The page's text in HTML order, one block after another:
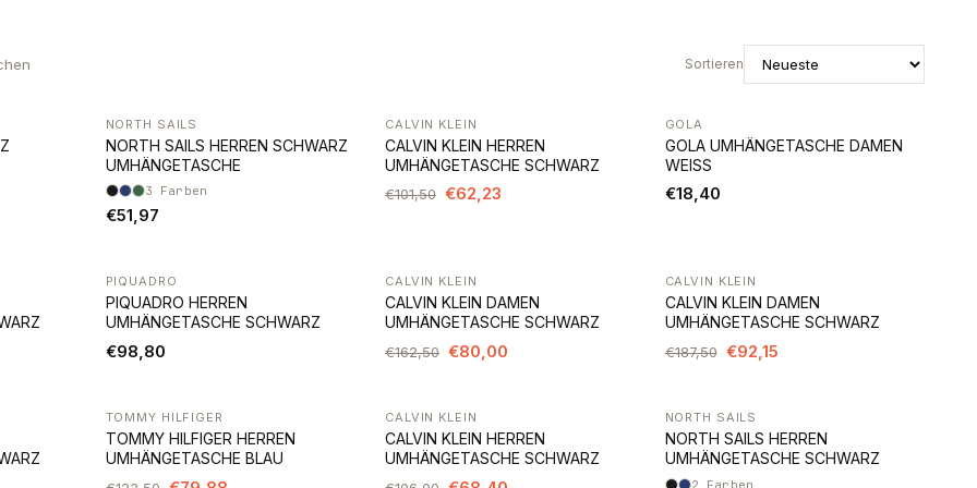
Sortieren
NORTH SAILS
NORTH SAILS HERREN SCHWARZ
UMHÄNGETASCHE
3 Farben
€51,97
-39%
CALVIN KLEIN
CALVIN KLEIN HERREN
UMHÄNGETASCHE SCHWARZ
€101,50 €62,23
GOLA
GOLA UMHÄNGETASCHE DAMEN
WEISS
€18,40
PIQUADRO
PIQUADRO HERREN
UMHÄNGETASCHE SCHWARZ
€98,80
-51%
CALVIN KLEIN
CALVIN KLEIN DAMEN
UMHÄNGETASCHE SCHWARZ
€162,50 €80,00
-51%
CALVIN KLEIN
CALVIN KLEIN DAMEN
UMHÄNGETASCHE SCHWARZ
€187,50 €92,15
-35%
TOMMY HILFIGER
TOMMY HILFIGER HERREN
UMHÄNGETASCHE BLAU
-35%
CALVIN KLEIN
CALVIN KLEIN HERREN
UMHÄNGETASCHE SCHWARZ
NORTH SAILS
NORTH SAILS HERREN
UMHÄNGETASCHE SCHWARZ
2 Farben